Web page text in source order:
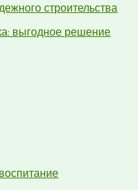
строительства
выгодное решение